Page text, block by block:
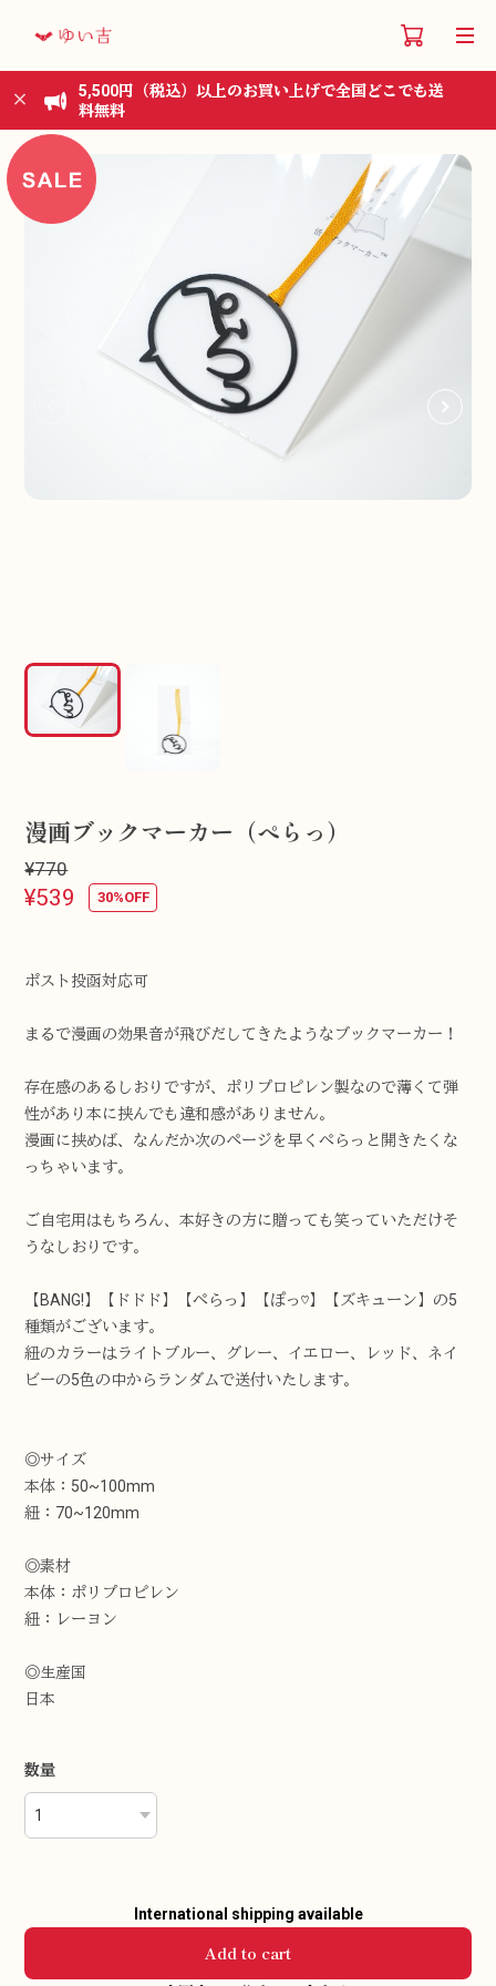
5,500円（税込）以上のお買い上げで全国どこでも送
料無料
漫画ブックマーカー（ぺらっ）
¥770
30%OFF
¥539
ポスト投函対応可
まるで漫画の効果音が飛びだしてきたようなブックマーカー！
存在感のあるしおりですが、ポリプロピレン製なので薄くて弾
性があり本に挟んでも違和感がありません。
漫画に挟めば、なんだか次のページを早くぺらっと開きたくな
っちゃいます。
ご自宅用はもちろん、本好きの方に贈っても笑っていただけそ
うなしおりです。
【BANG!】【ドドド】【ぺらっ】【ぽっ♡】【ズキューン】の5
種類がございます。
紐のカラーはライトブルー、グレー、イエロー、レッド、ネイ
ビーの5色の中からランダムで送付いたします。
◎サイズ
本体：50~100mm
紐：70~120mm
◎素材
本体：ポリプロピレン
紐：レーヨン
◎生産国
日本
数量
International shipping available
Add to cart